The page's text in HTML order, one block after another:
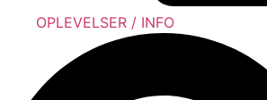
OPLEVELSER / INFO